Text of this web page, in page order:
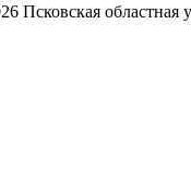
Псковская областная